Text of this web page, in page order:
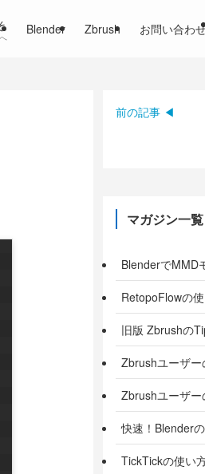
Blender Zbrush お問い合わ
前の記事 ◀
マガジン一覧
BlenderでMMD
RetopoFlowの
旧版 Zbrushの
Zbrushユーザ
Zbrushユーザ
快速！Blender
TickTickの使い